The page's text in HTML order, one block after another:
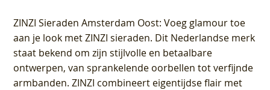
ZINZI Sieraden Amsterdam Oost: Voeg glamour toe
aan je look met ZINZI sieraden. Dit Nederlandse merk
staat bekend om zijn stijlvolle en betaalbare
ontwerpen, van sprankelende oorbellen tot verfijnde
armbanden. ZINZI combineert eigentijdse flair met